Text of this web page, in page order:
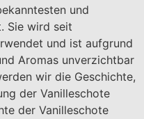
und
Sie wird seit
und ist aufgrund
Aromas unverzichtbar
wir die Geschichte,
der Vanilleschote
der Vanilleschote